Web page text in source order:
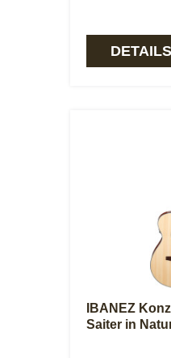
IBANEZ
Saiter in